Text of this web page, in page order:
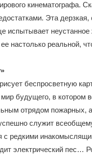
кинематографа.
Эта
испытывает
настолько реальной,
беспросветную
будущего, в котором
отрядом пожарных,
служит
с редкими
электрический пес…